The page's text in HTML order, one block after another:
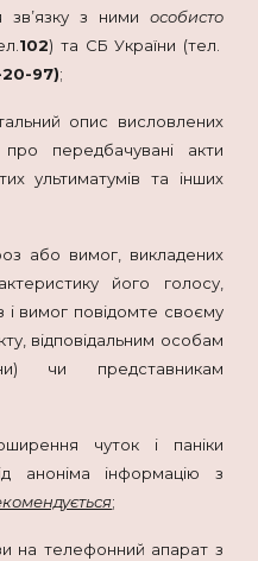
зв’язку з ними особисто
102) та СБ України (тел.
97);
опис висловлених
передбачувані акти
ультиматумів та інших
або вимог, викладених
його голосу,
вимог повідомте своєму
відповідальним особам
чи представникам
чуток і паніки
аноніма інформацію з
;
телефонний апарат з